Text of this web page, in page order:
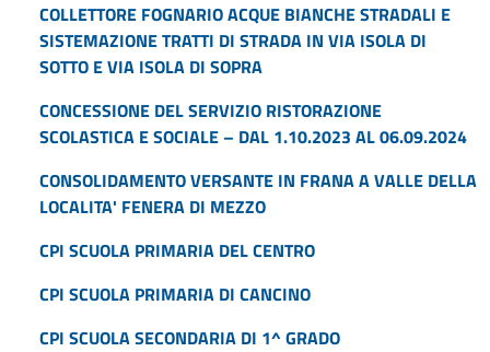
COLLETTORE FOGNARIO ACQUE BIANCHE STRADALI E
SISTEMAZIONE TRATTI DI STRADA IN VIA ISOLA DI
SOTTO E VIA ISOLA DI SOPRA
CONCESSIONE DEL SERVIZIO RISTORAZIONE
SCOLASTICA E SOCIALE – DAL 1.10.2023 AL 06.09.2024
CONSOLIDAMENTO VERSANTE IN FRANA A VALLE DELLA
LOCALITA' FENERA DI MEZZO
CPI SCUOLA PRIMARIA DEL CENTRO
CPI SCUOLA PRIMARIA DI CANCINO
CPI SCUOLA SECONDARIA DI 1^ GRADO